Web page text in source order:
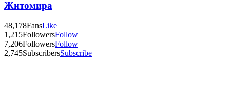
Житомира
48,178FansLike
1,215FollowersFollow
7,206FollowersFollow
2,745SubscribersSubscribe